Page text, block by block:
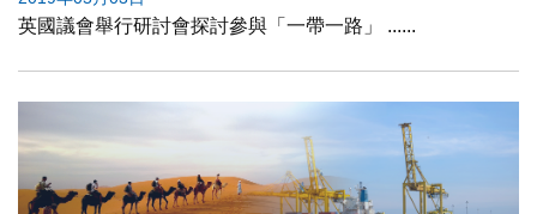
英國議會舉行研討會探討參與「一帶一路」 ......